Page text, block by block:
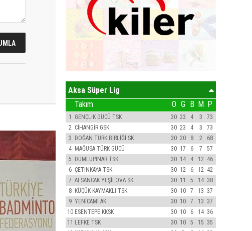
Aksa Süper Lig
Takım O G B M P
1 GENÇLİK GÜCÜ TSK 30 23 4 3
73
2 CİHANGİR GSK 30 23 4 3
73
3 DOĞAN TÜRK BİRLİĞİ SK 30 20 8 2
68
4 MAĞUSA TÜRK GÜCÜ 30 17 6 7
57
5 DUMLUPINAR TSK 30 14 4 12 46
6 ÇETİNKAYA TSK 30 12 6 12 42
7 ALSANCAK YEŞİLOVA SK 30 11 5 14 38
8 KÜÇÜK KAYMAKLI TSK 30 10 7 13 37
9 YENİCAMİ AK 30 10 7 13 37
10 ESENTEPE KKSK 30 10 6 14 36
11 LEFKE TSK 30 10 5 15 35